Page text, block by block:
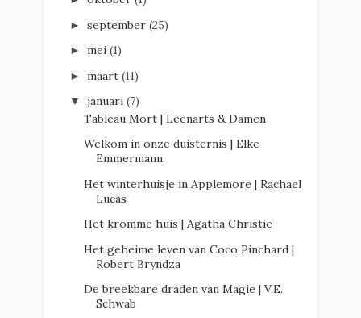
► september (25)
► mei (1)
► maart (11)
▼ januari (7)
Tableau Mort | Leenarts & Damen
Welkom in onze duisternis | Elke
Emmermann
Het winterhuisje in Applemore | Rachael
Lucas
Het kromme huis | Agatha Christie
Het geheime leven van Coco Pinchard |
Robert Bryndza
De breekbare draden van Magie | V.E.
Schwab